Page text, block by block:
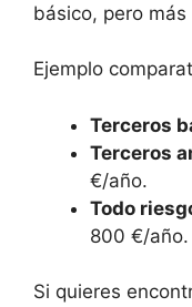
básico, pero
Ejemplo
Terceros
Terceros
€/año.
Todo
800 €/año.
Si quieres